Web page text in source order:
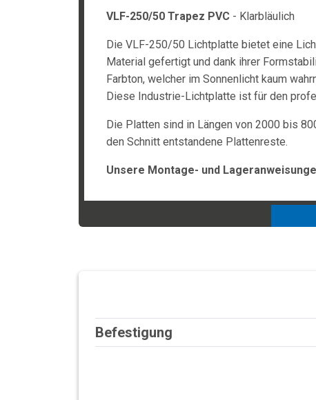
VLF-250/50 Trapez PVC- Klarbläulich
Die VLF-250/50 Lichtplatte bietet eine
Material gefertigt und dank ihrer
Farbton, welcher im Sonnenlicht kaum
Diese Industrie-Lichtplatte ist für den
Die Platten sind in Längen von 2000 bis
den Schnitt entstandene Plattenreste.
Unsere Montage- und
Befestigung